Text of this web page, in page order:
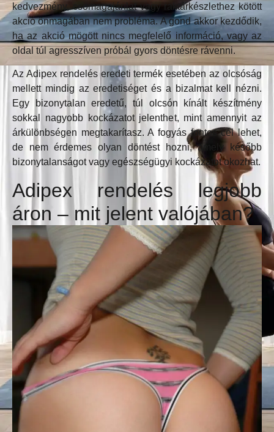
kedvezmény, csomagajánlat vagy raktárkészlethez kötött
akció önmagában nem probléma. A gond akkor kezdődik,
ha az akció mögött nincs megfelelő információ, vagy az
oldal túl agresszíven próbál gyors döntésre rávenni.
Az Adipex rendelés eredeti termék esetében az olcsóság
mellett mindig az eredetiséget és a bizalmat kell nézni.
Egy bizonytalan eredetű, túl olcsón kínált készítmény
sokkal nagyobb kockázatot jelenthet, mint amennyit az
árkülönbségen megtakarítasz. A fogyás fontos cél lehet,
de nem érdemes olyan döntést hozni, amely később
bizonytalanságot vagy egészségügyi kockázatot okozhat.
Adipex rendelés legjobb
áron – mit jelent valójában?